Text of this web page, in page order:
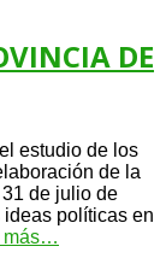
DE
estudio de los
de la
de julio de
ideas políticas en
más…